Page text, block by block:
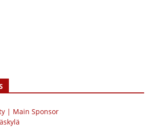
| Main Sponsor